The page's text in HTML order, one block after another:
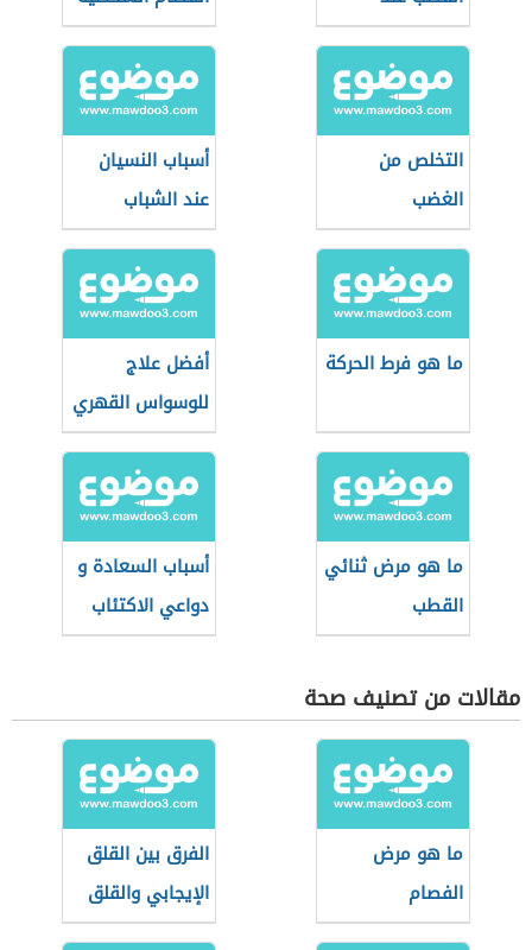
الأطفال
التخلص من
الغضب
أسباب النسيان
عند الشباب
ما هو فرط الحركة
أفضل علاج
للوسواس القهري
ما هو مرض ثنائي
القطب
أسباب السعادة و
دواعي الاكتئاب
مقالات من تصنيف صحة
ما هو مرض
الفصام
الفرق بين القلق
الإيجابي والقلق
السلبي